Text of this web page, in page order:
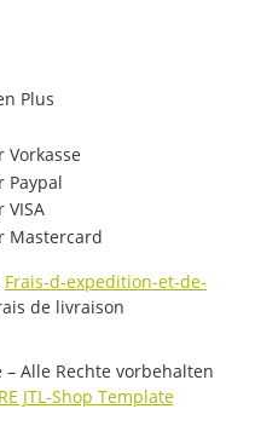
Frais-d-expedition-et-de-
de livraison
Alle Rechte vorbehalten
JTL-Shop Template